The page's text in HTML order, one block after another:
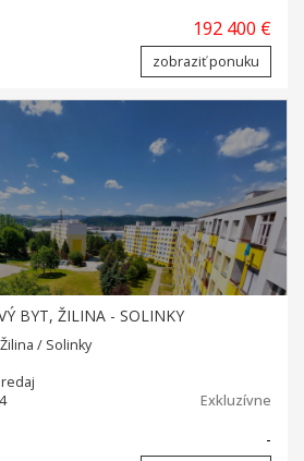
192 400 €
zobraziť ponuku
BYT, ŽILINA - SOLINKY
/ Solinky
Exkluzívne
-